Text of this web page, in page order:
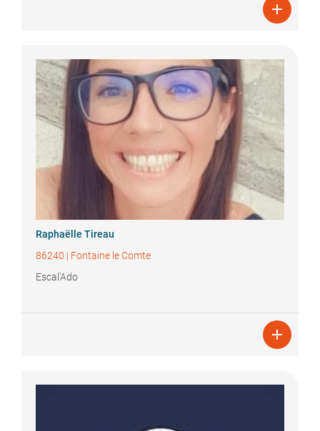

Raphaëlle Tireau
86240 | Fontaine le Comte
Escal'Ado
